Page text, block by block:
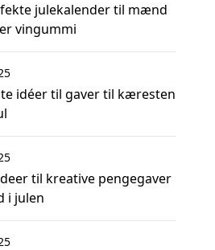
julekalender til mænd
vingummi
idéer til gaver til kæresten
til kreative pengegaver
i julen